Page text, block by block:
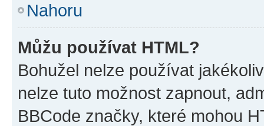
Nahoru
Můžu používat HTML?
Bohužel nelze používat
nelze tuto možnost zapnout,
BBCode značky, které mohou